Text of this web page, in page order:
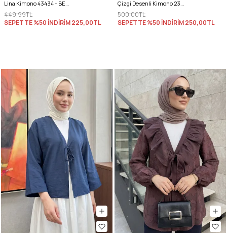
449,99TL
SEPETTE %50 İNDİRİM225,00TL
500,00TL
SEPETTE %50 İNDİRİM250,00TL